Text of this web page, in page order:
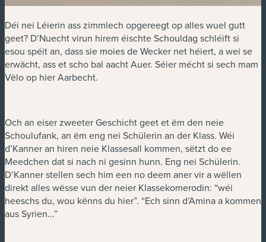
Déi nei Léierin ass zimmlech opgereegt op alles wuel gutt
geet? D’Nuecht virun hirem éischte Schouldag schléift si
esou spéit an, dass sie moies de Wecker net héiert, a wei se
erwächt, ass et scho bal aacht Auer. Séier mécht si sech mam
Vëlo op hier Aarbecht.
Och an eiser zweeter Geschicht geet et ëm den neie
Schoulufank, an ëm eng nei Schülerin an der Klass. Wéi
d’Kanner an hiren neie Klassesall kommen, sëtzt do ee
Meedchen dat si nach ni gesinn hunn. Eng nei Schülerin.
D’Kanner stellen sech him een no deem aner vir a wëllen
direkt alles wësse vun der neier Klassekomerodin: “wéi
heeschs du, wou kënns du hier”. “Ech sinn d’Amina a kommen
aus Syrien...”